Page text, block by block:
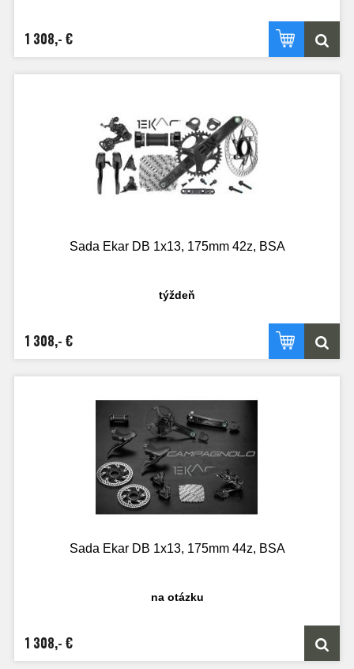
1 308,- €
Sada Ekar DB 1x13, 175mm 42z, BSA
týždeň
1 308,- €
Sada Ekar DB 1x13, 175mm 44z, BSA
na otázku
1 308,- €